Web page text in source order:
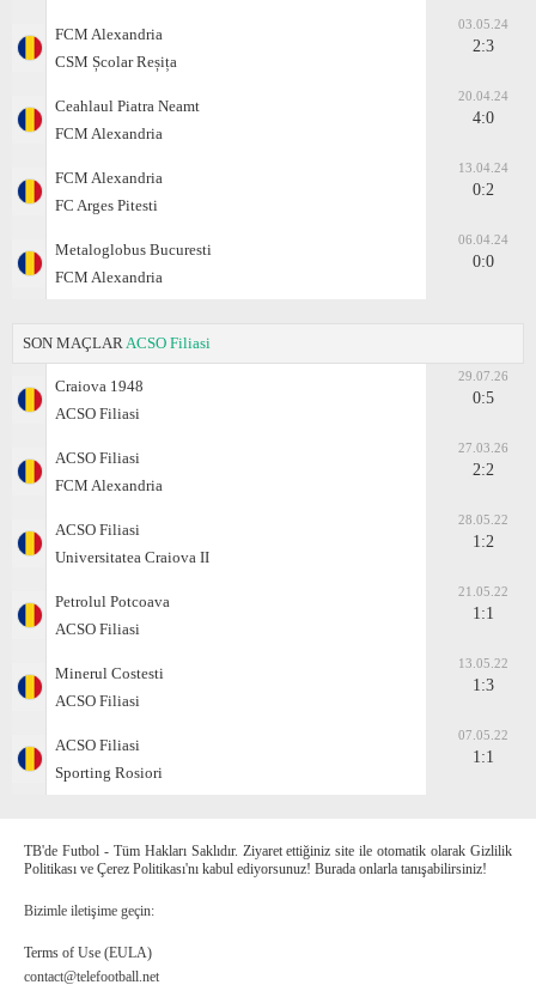
FCM Alexandria
CSM Școlar Reșița
03.05.24
2:3
Ceahlaul Piatra Neamt
FCM Alexandria
20.04.24
4:0
FCM Alexandria
FC Arges Pitesti
13.04.24
0:2
Metaloglobus Bucuresti
FCM Alexandria
06.04.24
0:0
SON MAÇLAR ACSO Filiasi
Craiova 1948
ACSO Filiasi
29.07.26
0:5
ACSO Filiasi
FCM Alexandria
27.03.26
2:2
ACSO Filiasi
Universitatea Craiova II
28.05.22
1:2
Petrolul Potcoava
ACSO Filiasi
21.05.22
1:1
Minerul Costesti
ACSO Filiasi
13.05.22
1:3
ACSO Filiasi
Sporting Rosiori
07.05.22
1:1
TB'de Futbol - Tüm Hakları Saklıdır. Ziyaret ettiğiniz site ile otomatik olarak Gizlilik
Politikası ve Çerez Politikası'nı kabul ediyorsunuz! Burada onlarla tanışabilirsiniz!
Bizimle iletişime geçin:
Terms of Use (EULA)
contact@telefootball.net